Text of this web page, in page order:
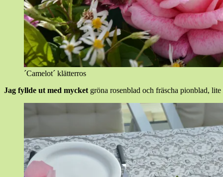
´Camelot´ klätterros
Jag fyllde ut med mycket gröna rosenblad och fräscha pionblad,